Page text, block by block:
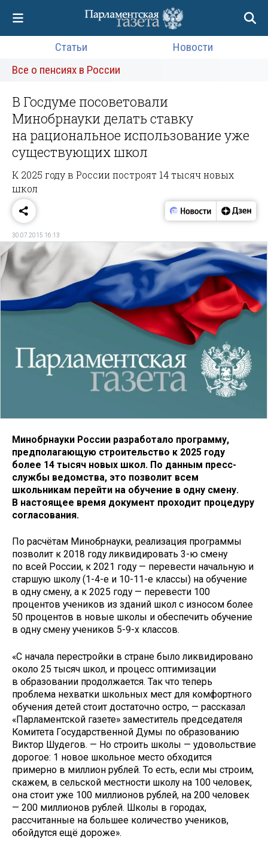
Статьи
Новости
Все о пенсиях в России
В Госдуме посоветовали
Минобрнауки делать ставку
на рациональное использование уже
существующих школ
К 2025 году в России построят 14 тысяч новых
школ
30.07.2015 16:13
Минобрнауки России разработало программу,
предполагающую строительство к 2025 году
более 14 тысяч новых школ. По данным пресс-
службы ведомства, это позволит всем
школьникам перейти на обучение в одну смену.
В настоящее время документ проходит процедуру
согласования.
По расчётам Минобрнауки, реализация программы
позволит к 2018 году ликвидировать 3-ю смену
по всей России, к 2021 году — перевести начальную и
старшую школу (1-4-е и 10-11-е классы) на обучение
в одну смену, а к 2025 году — перевести 100
процентов учеников из зданий школ с износом более
50 процентов в новые школы и обеспечить обучение
в одну смену учеников 5-9-х классов.
«С начала перестройки в стране было ликвидировано
около 25 тысяч школ, и процесс оптимизации
в образовании продолжается. Так что теперь
проблема нехватки школьных мест для комфортного
обучения детей стоит достаточно остро, — рассказал
«Парламентской газете» заместитель председателя
Комитета Государственной Думы по образованию
Виктор Шудегов. — Но строить школы — удовольствие
дорогое: 1 новое школьное место обходится
примерно в миллион рублей. То есть, если мы строим,
скажем, в сельской местности школу на 100 человек,
она стоит уже 100 миллионов рублей, на 200 человек
— 200 миллионов рублей. Школы в городах,
рассчитанные на большее количество учеников,
обойдутся ещё дороже».